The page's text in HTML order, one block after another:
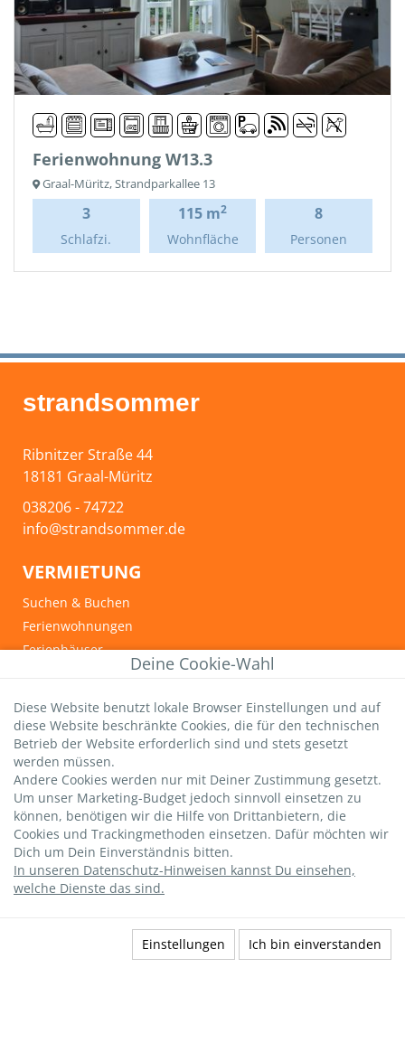
Deine Cookie-Wahl
Diese Website benutzt lokale Browser Einstellungen und auf
diese Website beschränkte Cookies, die für den technischen
Betrieb der Website erforderlich sind und stets gesetzt
werden müssen.
Andere Cookies werden nur mit Deiner Zustimmung gesetzt.
Um unser Marketing-Budget jedoch sinnvoll einsetzen zu
können, benötigen wir die Hilfe von Drittanbietern, die
Cookies und Trackingmethoden einsetzen. Dafür möchten wir
Dich um Dein Einverständnis bitten.
In unseren Datenschutz-Hinweisen kannst Du einsehen,
welche Dienste das sind.
Einstellungen Ich bin einverstanden
Buchen
Ferienwohnung W13.3
Graal-Müritz, Strandparkallee 13
3
Schlafzi.
115 m2
Wohnfläche
8
Personen
strandsommer
Ribnitzer Straße 44
18181 Graal-Müritz
038206 - 74722
info@strandsommer.de
VERMIETUNG
Suchen & Buchen
Ferienwohnungen
Ferienhäuser
Strandnahe Ferienunterkünfte
Urlaub mit Hund
Fahrrad inklusive
INFOS & TIPPS
Graal-Müritz
Wichtige Gästeinfos
Infos zur Kurtaxe
strandsommer-Bewertung